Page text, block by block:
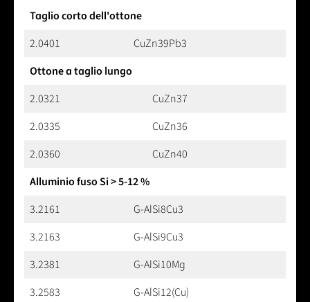
Taglio corto dell'ottone
2.0401
CuZn39Pb3
Ottone a taglio lungo
2.0321
CuZn37
2.0335
CuZn36
2.0360
CuZn40
Alluminio fuso Si > 5-12 %
3.2161
G-AlSi8Cu3
3.2163
G-AlSi9Cu3
3.2381
G-AlSi10Mg
3.2583
G-AlSi12(Cu)